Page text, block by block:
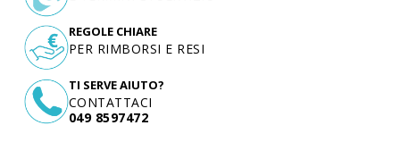
TI SERVE AIUTO?
CONTATTACI
049 8597472
REGOLE CHIARE
PER RIMBORSI E RESI